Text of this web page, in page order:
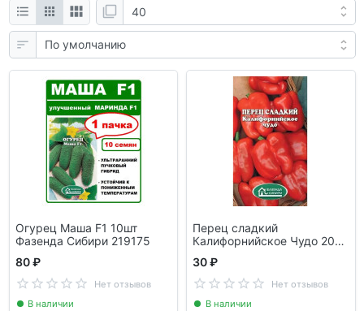
Огурец Маша F1 10шт
Фазенда Сибири 219175
80 ₽
Нет отзывов
В наличии
Перец сладкий
Калифорнийское Чудо 20шт
30 ₽
Нет отзывов
В наличии